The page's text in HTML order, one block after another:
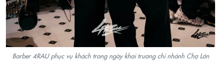
Barber 4RAU phục vụ khách trong ngày khai trương chi nhánh Chợ Lớn